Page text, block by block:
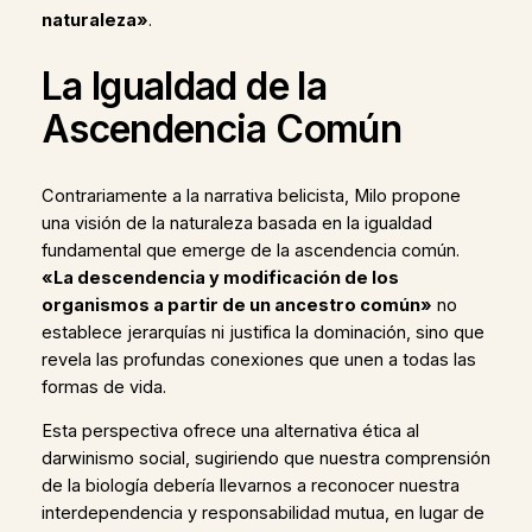
naturaleza».
La Igualdad de la
Ascendencia Común
Contrariamente a la narrativa belicista, Milo propone
una visión de la naturaleza basada en la igualdad
fundamental que emerge de la ascendencia común.
«La descendencia y modificación de los
organismos a partir de un ancestro común» no
establece jerarquías ni justifica la dominación, sino que
revela las profundas conexiones que unen a todas las
formas de vida.
Esta perspectiva ofrece una alternativa ética al
darwinismo social, sugiriendo que nuestra comprensión
de la biología debería llevarnos a reconocer nuestra
interdependencia y responsabilidad mutua, en lugar de